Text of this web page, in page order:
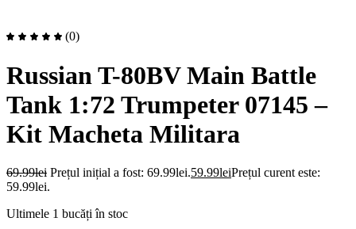
(0)
Russian T-80BV Main Battle
Tank 1:72 Trumpeter 07145 –
Kit Macheta Militara
69.99lei Prețul inițial a fost: 69.99lei.59.99leiPrețul curent este:
59.99lei.
Ultimele 1 bucăți în stoc